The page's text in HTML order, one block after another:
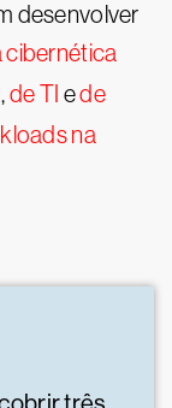
desenvolver
cibernética
,de TI ede
na